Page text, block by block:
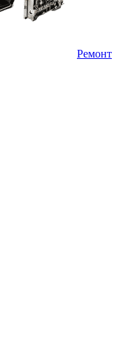
Ремонт